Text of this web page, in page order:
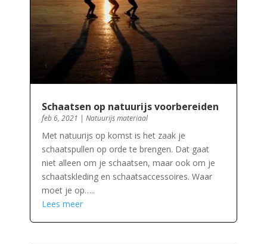
Schaatsen op natuurijs voorbereiden
feb 6, 2021 | Natuurijs materiaal
Met natuurijs op komst is het zaak je
schaatspullen op orde te brengen. Dat gaat
niet alleen om je schaatsen, maar ook om je
schaatskleding en schaatsaccessoires. Waar
moet je op…..
Lees meer